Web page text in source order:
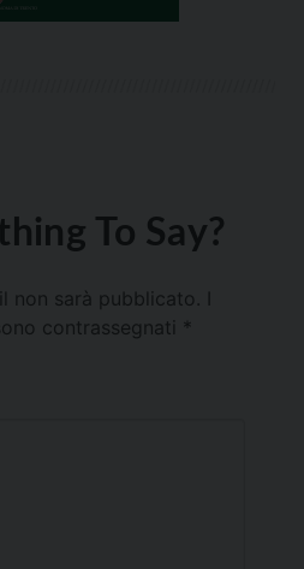
To Say?
non sarà pubblicato.
contrassegnati *